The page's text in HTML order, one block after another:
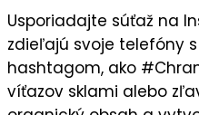
Usporiadajte súťaž na
zdieľajú svoje telefóny
hashtagom, ako
víťazov sklami alebo